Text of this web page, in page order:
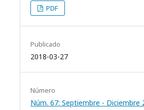
PDF
Publicado
2018-03-27
Número
Núm. 67: Septiembre - Diciembre